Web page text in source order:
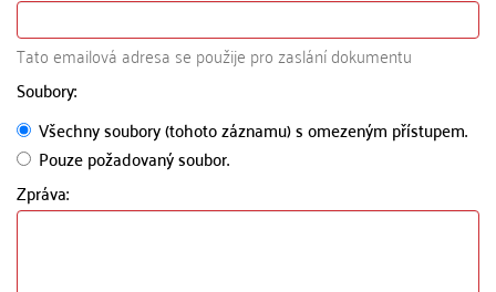
Tato emailová adresa se použije pro zaslání dokumentu
Soubory:
Všechny soubory (tohoto záznamu) s omezeným přístupem.
Pouze požadovaný soubor.
Zpráva: